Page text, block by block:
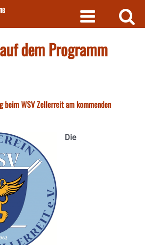
dem Programm
beim WSV Zellerreit am kommenden
Die